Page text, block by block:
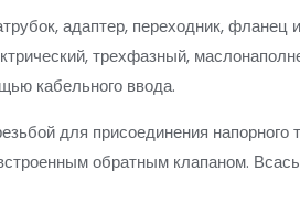
адаптер, переходник,
трехфазный,
кабельного ввода.
для присоединения
обратным клапаном.